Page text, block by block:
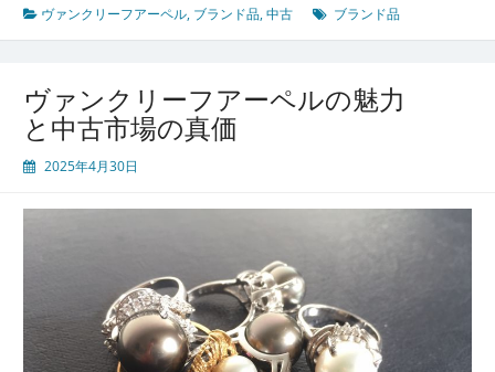
ク
リ
ア
ー
ル
力
探
求
ヴァンクリーフアーペル, ブランド品,中古 ブランド品
ヴァンクリーフアーペルの魅力
と中古市場の真価
2025年4月30日